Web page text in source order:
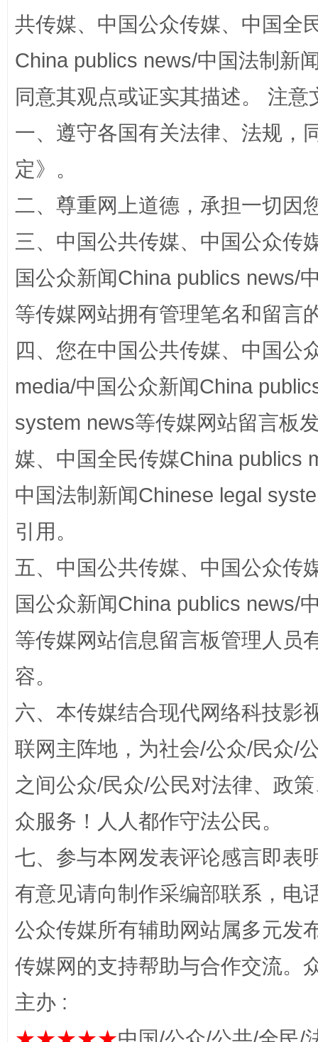
阿坝州三大球赛在茂县开幕 规模
国家大学科技园优化重塑工作
扯下公款旅游的“隐身衣” 如何以
“蜀中异人”王建安的艺术幻境
东山县通报“牛蛙产品抗生素超标问题”
共传媒、中国公众传媒、中国全
China publics news/中国法制新
同意其观点或证实其描述。 注
一、遵守各国有关法律、法规，
定》。
二、尊重网上道德，承担一切因
三、中国公共传媒、中国公众传
国公众新闻China publics news/
等传媒网站拥有管理笔名和留言
四、您在中国公共传媒、中国公
media/中国公众新闻China
system news等传媒网站留言板
媒、中国全民传媒China publics
中国法制新闻Chinese legal
引用。
五、中国公共传媒、中国公众传
国公众新闻China publics news/
等传媒网站信息留言板管理人员
容。
六、本传媒结合现代网络科技影
联网主阵地，为社会/公众/民众/
之间公众/民众/公民对法律、政
众服务！人人都作守法公民。
七、参与本网发表评论感言即表
有意见请向制作采编部联系，电
公众传媒所有辅助网站属多元发
传媒网的支持帮助与合作交流。
主办 :